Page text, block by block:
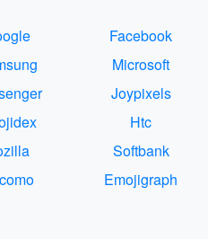
Facebook
Microsoft
Joypixels
Htc
Softbank
Emojigraph